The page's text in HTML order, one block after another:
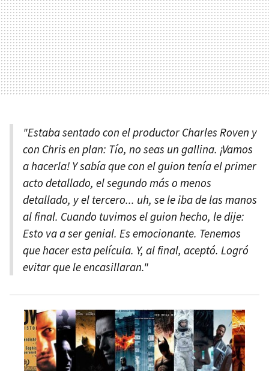
"Estaba sentado con el productor Charles Roven y
con Chris en plan: Tío, no seas un gallina. ¡Vamos
a hacerla! Y sabía que con el guion tenía el primer
acto detallado, el segundo más o menos
detallado, y el tercero... uh, se le iba de las manos
al final. Cuando tuvimos el guion hecho, le dije:
Esto va a ser genial. Es emocionante. Tenemos
que hacer esta película. Y, al final, aceptó. Logró
evitar que le encasillaran."